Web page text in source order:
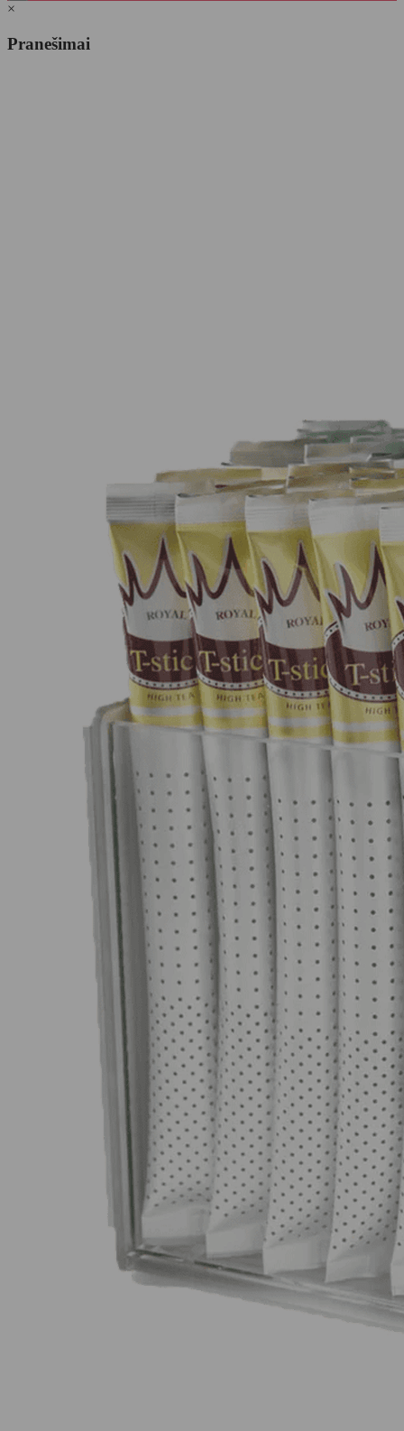
×
Pranešimai